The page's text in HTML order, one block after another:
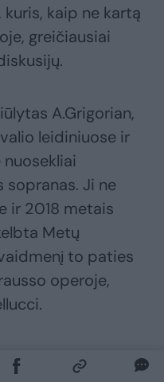
kaip ne kartą
greičiausiai
A.Grigorian,
leidiniuose ir
Ji ne
ir 2018 metais
Metų
to paties
operoje,
atlieka taip pat